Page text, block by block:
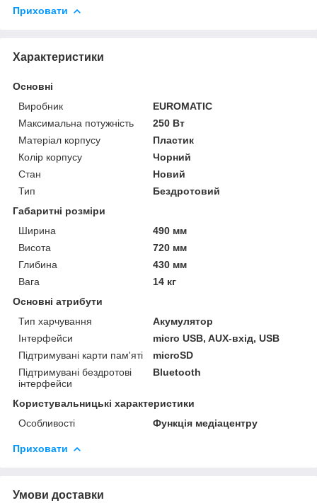
Приховати
Характеристики
Основні
Виробник
EUROMATIC
Максимальна потужність
250 Вт
Матеріал корпусу
Пластик
Колір корпусу
Чорний
Стан
Новий
Тип
Бездротовий
Габаритні розміри
Ширина
490 мм
Висота
720 мм
Глибина
430 мм
Вага
14 кг
Основні атрибути
Тип харчування
Акумулятор
Інтерфейси
micro USB, AUX-вхід, USB
Підтримувані карти пам'яті
microSD
Підтримувані бездротові
інтерфейси
Bluetooth
Користувальницькі характеристики
Особливості
Функція медіацентру
Приховати
Умови доставки